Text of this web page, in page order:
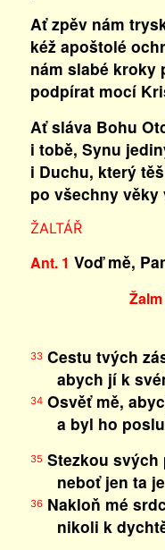
Ať zpěv nám
kéž apoštolé
nám slabé kroky
podpírat mocí
Ať sláva Bohu
i tobě, Synu
i Duchu, který
po všechny věky
ŽALTÁŘ
Ant. 1 Voď mě,
Žalm
33Cestu tvých
abych jí k
34Osvěť mě,
a byl ho
35 Stezkou svých
neboť jen ta je
36Nakloň mé
nikoli k